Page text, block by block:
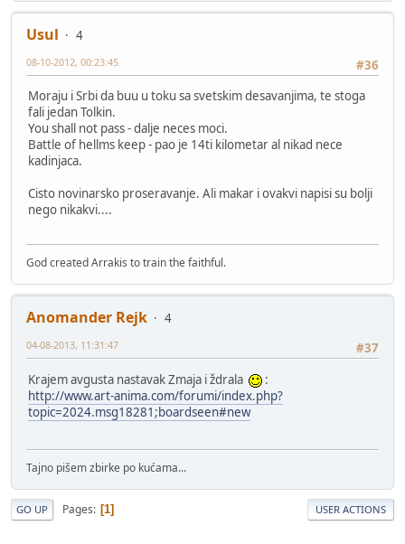
Usul
4
#36
08-10-2012, 00:23:45
Moraju i Srbi da buu u toku sa svetskim desavanjima, te stoga
fali jedan Tolkin.
You shall not pass - dalje neces moci.
Battle of hellms keep - pao je 14ti kilometar al nikad nece
kadinjaca.
Cisto novinarsko proseravanje. Ali makar i ovakvi napisi su bolji
nego nikakvi....
God created Arrakis to train the faithful.
Anomander Rejk
4
#37
04-08-2013, 11:31:47
Krajem avgusta nastavak Zmaja i ždrala
:
http://www.art-anima.com/forumi/index.php?
topic=2024.msg18281;boardseen#new
Tajno pišem zbirke po kućama...
GO UP Pages 1 USER ACTIONS